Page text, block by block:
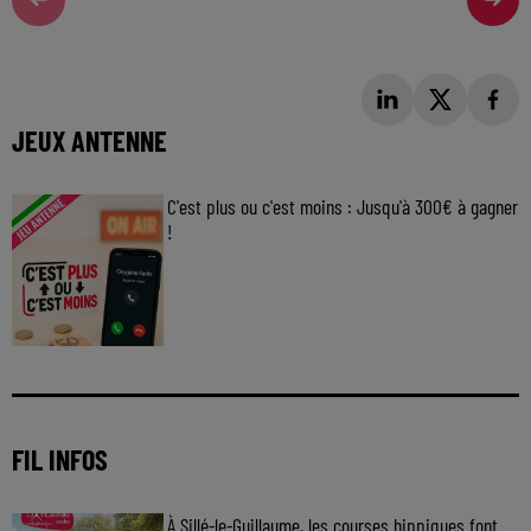
JEUX ANTENNE
C'est plus ou c'est moins : Jusqu'à 300€ à gagner
!
FIL INFOS
À Sillé-le-Guillaume, les courses hippiques font